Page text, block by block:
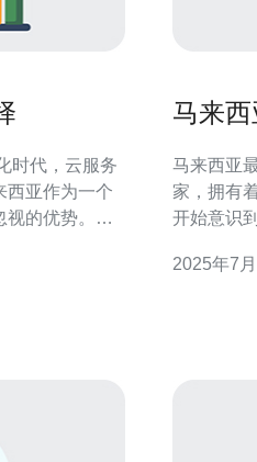
西亚作为一个
视的优势。选
服务器的稳
马来
马来西亚最佳的云
家，拥有
开始意识
介绍马来西亚最
2025年7